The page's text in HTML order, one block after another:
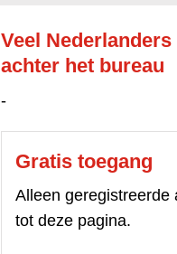
Veel
achter het bureau
-
Gratis toegang
Alleen geregistreerde
tot deze pagina.